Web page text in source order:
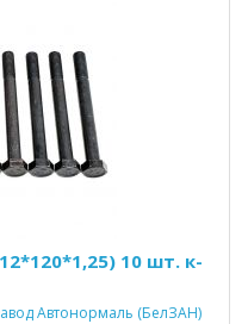
10 шт. к-
Автонормаль (БелЗАН)